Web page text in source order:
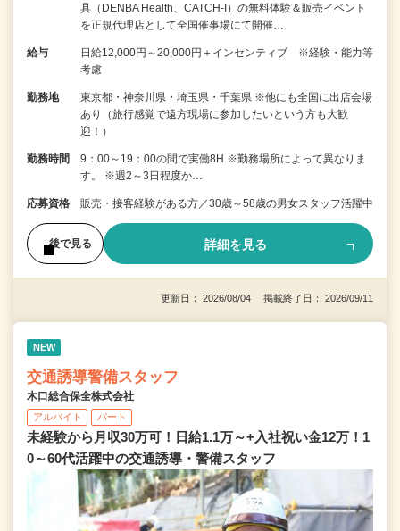
具（DENBA Health、CATCH-I）の無料体験＆販売イベント
を正規代理店として全国催事場にて開催…
給与
日給12,000円～20,000円＋インセンティブ ※経験・能力等
考慮
勤務地
東京都・神奈川県・埼玉県・千葉県 ※他にも全国に出店会場
あり（旅行感覚で遠方現場に参加したいという方も大歓
迎！）
勤務時間
9：00～19：00の間で実働8H ※勤務場所によって異なりま
す。 ※週2～3日程度か…
応募資格 販売・接客経験がある方／30歳～58歳の男女スタッフ活躍中
後で見る 詳細を見る
更新日： 2026/08/04 掲載終了日： 2026/09/11
NEW
交通誘導警備スタッフ
木口総合保全株式会社
アルバイト パート
未経験から月収30万可！日給1.1万～+入社祝い金12万！1
0～60代活躍中の交通誘導・警備スタッフ